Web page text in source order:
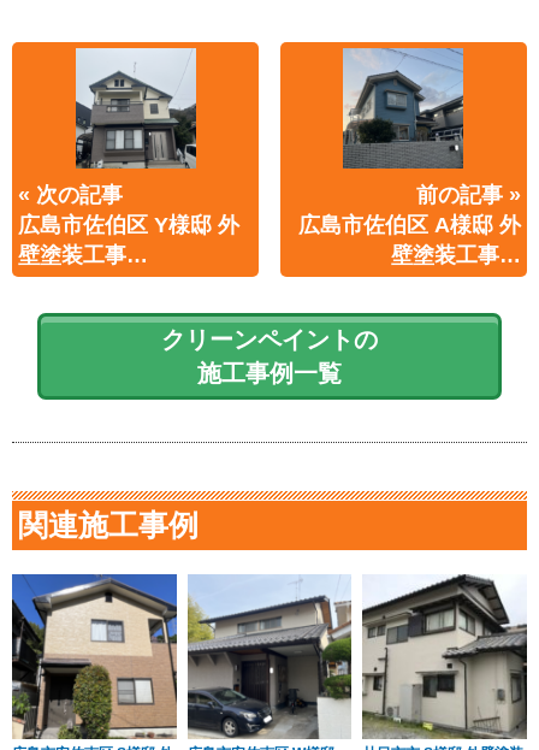
« 次の記事
広島市佐伯区 Y様邸 外
壁塗装工事…
前の記事 »
広島市佐伯区 A様邸 外
壁塗装工事…
クリーンペイントの
施工事例一覧
関連施工事例